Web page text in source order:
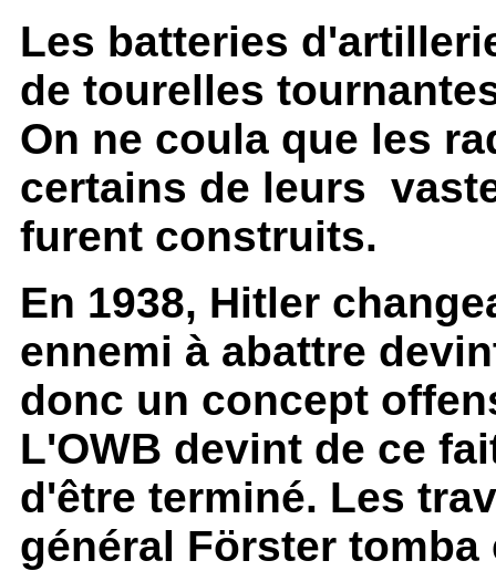
Les batteries
de tourelles
On ne coula que les
certains de leurs
furent construits.
En 1938, Hitler
ennemi à abattre
donc un concept
L'OWB devint de ce
d'être terminé. Les
général Förster